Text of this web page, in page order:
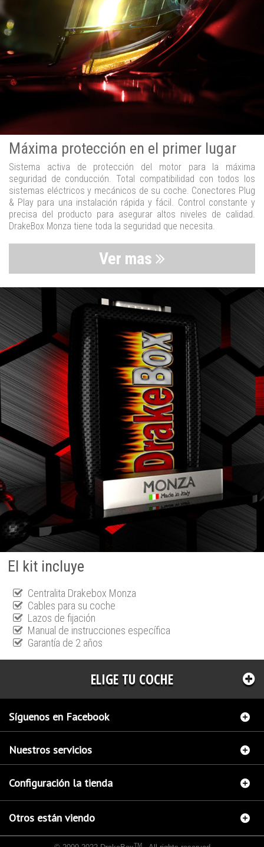
Máxima protección en el primer lugar
Sistema activa de protección del motor para la máxima
seguridad de conducción. Total compatibilidad con todos los
sistemas eléctricos y mecánicos de su coche. Conectores Plug
& Play para una instalación rápida y fácil. Control constante y
precisa del producto para asegurar altos niveles de calidad.
DrakeBox Monza tiene toda la seguridad que necesita.
Ver mas
El kit incluye
Centralita Drakebox Monza
Cables para su coche
Lazos de fijación
Manual de instrucciones específica
Garantía de 2 años
ELIGE TU COCHE
Síguenos en Facebook
Nuestros servicios
Configuración la tienda
Otros están viendo
TM